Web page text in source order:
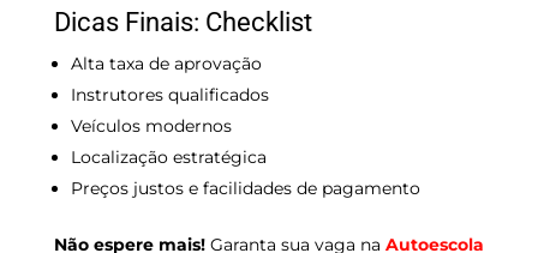
Dicas Finais: Checklist
Alta taxa de aprovação
Instrutores qualificados
Veículos modernos
Localização estratégica
Preços justos e facilidades de pagamento
Não espere mais!Garanta sua vaga na Autoescola